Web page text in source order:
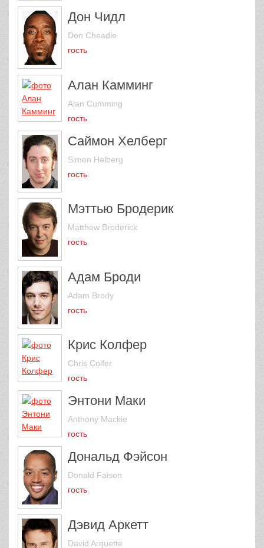
Дон Чидл
Don Cheadle
гость
Алан Камминг
Alan Cumming
гость
Саймон Хелберг
Simon Helberg
гость
Мэттью Бродерик
Matthew Broderick
гость
Адам Броди
Adam Brody
гость
Крис Колфер
Chris Colfer
гость
Энтони Маки
Anthony Mackie
гость
Дональд Фэйсон
Donald Faison
гость
Дэвид Аркетт
David Arquette